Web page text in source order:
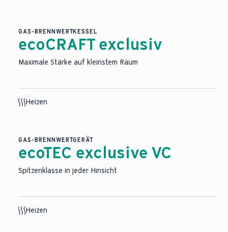
GAS-BRENNWERTKESSEL
ecoCRAFT exclusiv
Maximale Stärke auf kleinstem Raum
Heizen
GAS-BRENNWERTGERÄT
ecoTEC exclusive VC
Spitzenklasse in jeder Hinsicht
Heizen